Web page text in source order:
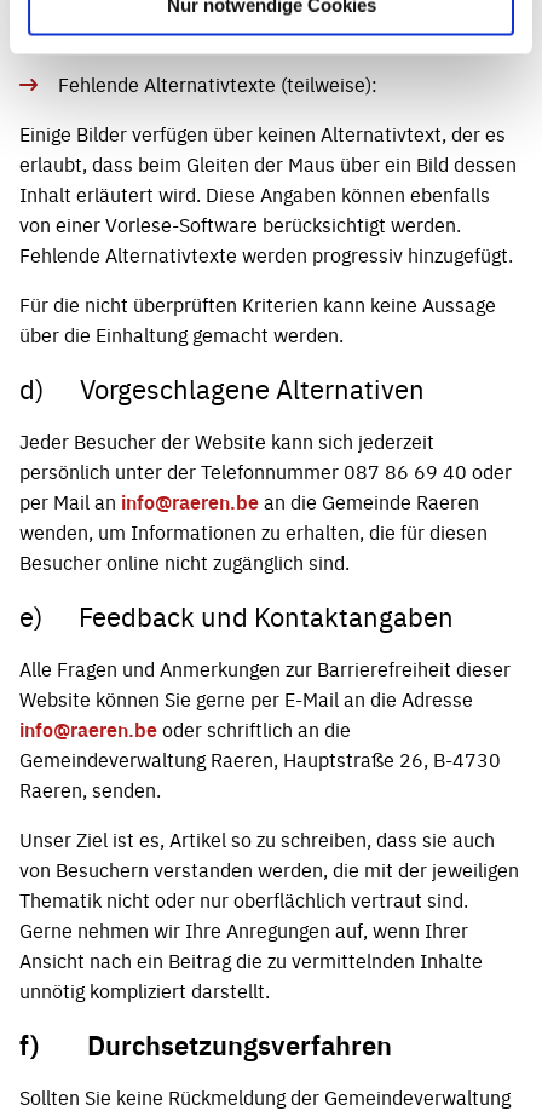
Nur notwendige Cookies
darstellbar.
Fehlende Alternativtexte (teilweise):
Einige Bilder verfügen über keinen Alternativtext, der es
erlaubt, dass beim Gleiten der Maus über ein Bild dessen
Inhalt erläutert wird. Diese Angaben können ebenfalls
von einer Vorlese-Software berücksichtigt werden.
Fehlende Alternativtexte werden progressiv hinzugefügt.
Für die nicht überprüften Kriterien kann keine Aussage
über die Einhaltung gemacht werden.
d) Vorgeschlagene Alternativen
Jeder Besucher der Website kann sich jederzeit
persönlich unter der Telefonnummer 087 86 69 40 oder
per Mail an info@raeren.bean die Gemeinde Raeren
wenden, um Informationen zu erhalten, die für diesen
Besucher online nicht zugänglich sind.
e) Feedback und Kontaktangaben
Alle Fragen und Anmerkungen zur Barrierefreiheit dieser
Website können Sie gerne per E-Mail an die Adresse
info@raeren.beoder schriftlich an die
Gemeindeverwaltung Raeren, Hauptstraße 26, B-4730
Raeren, senden.
Unser Ziel ist es, Artikel so zu schreiben, dass sie auch
von Besuchern verstanden werden, die mit der jeweiligen
Thematik nicht oder nur oberflächlich vertraut sind.
Gerne nehmen wir Ihre Anregungen auf, wenn Ihrer
Ansicht nach ein Beitrag die zu vermittelnden Inhalte
unnötig kompliziert darstellt.
f) Durchsetzungsverfahren
Sollten Sie keine Rückmeldung der Gemeindeverwaltung